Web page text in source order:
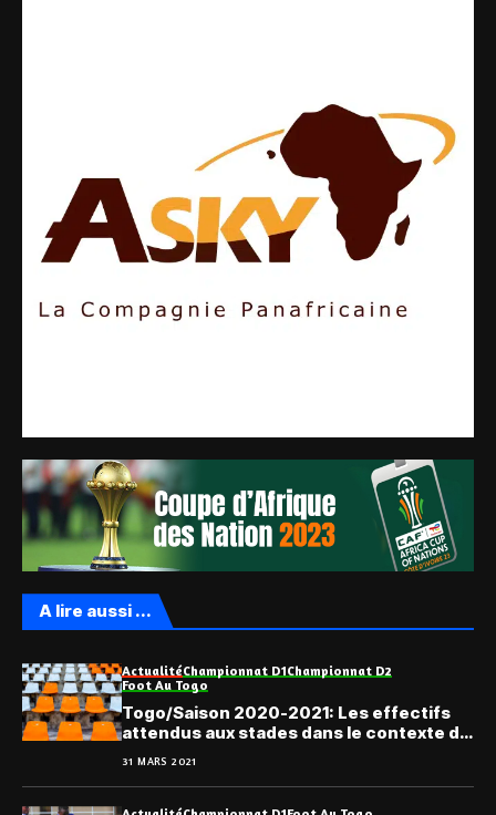
A lire aussi ...
ActualitéChampionnat D1Championnat D2
Foot Au Togo
Togo/Saison 2020-2021: Les effectifs
attendus aux stades dans le contexte du
huis clos
31 MARS 2021